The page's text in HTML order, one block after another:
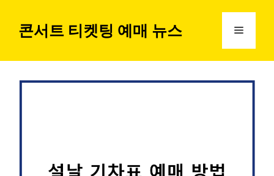
콘서트 티켓팅 예매 뉴스 메